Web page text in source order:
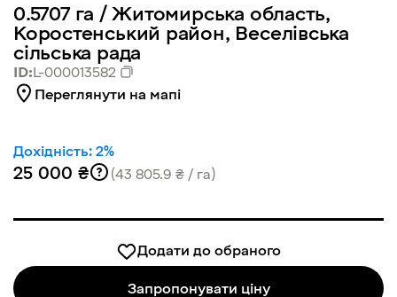
0.5707га / Житомирська область,
Коростенський район, Веселівська
сільська рада
ID:L-000013582
Переглянути на мапі
Дохідність: 2%
25 000 ₴ (43 805.9 ₴ / га)
Додати до обраного
Запропонувати ціну